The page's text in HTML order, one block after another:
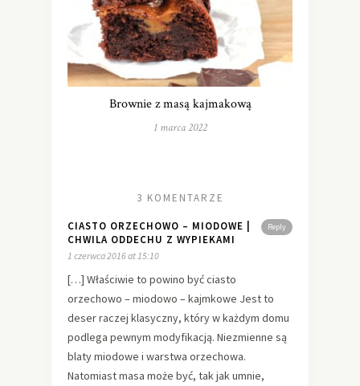
Brownie z masą kajmakową
1 marca 2022
3 KOMENTARZE
Reply
CIASTO ORZECHOWO – MIODOWE |
CHWILA ODDECHU Z WYPIEKAMI
1 czerwca 2016 at 15:10
[…] Właściwie to powino być ciasto
orzechowo – miodowo – kajmkowe Jest to
deser raczej klasyczny, który w każdym domu
podlega pewnym modyfikacją. Niezmienne są
blaty miodowe i warstwa orzechowa.
Natomiast masa może być, tak jak umnie,